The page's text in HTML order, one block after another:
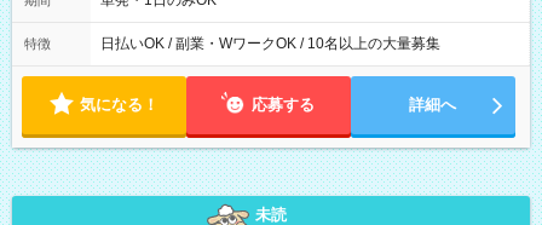
特徴 日払いOK / 副業・WワークOK / 10名以上の大量募集
気になる！ 応募する 詳細へ
未読